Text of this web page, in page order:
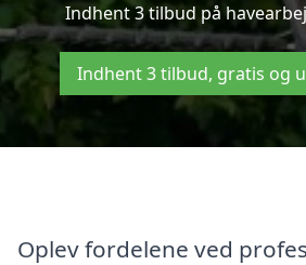
Indhent 3 tilbud på
Indhent 3 tilbud, gratis og
Oplev fordelene ved